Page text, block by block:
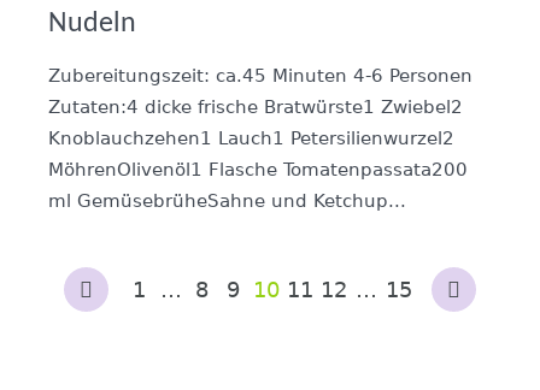
Nudeln
Zubereitungszeit: ca.45 Minuten 4-6 Personen
Zutaten:4 dicke frische Bratwürste1 Zwiebel2
Knoblauchzehen1 Lauch1 Petersilienwurzel2
MöhrenOlivenöl1 Flasche Tomatenpassata200
ml GemüsebrüheSahne und Ketchup...
1 … 8 9 10 11 12 … 15